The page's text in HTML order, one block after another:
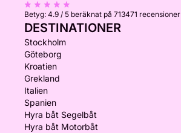
Betyg: 4.9 / 5 beräknat på 713471 recensioner
DESTINATIONER
Stockholm
Göteborg
Kroatien
Grekland
Italien
Spanien
Hyra båt Segelbåt
Hyra båt Motorbåt